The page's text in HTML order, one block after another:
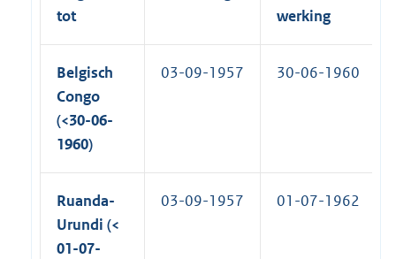
tot
werking
Belgisch
Congo
(<30-06-
1960)
03-09-1957 30-06-1960
Ruanda-
Urundi (<
01-07-
03-09-1957 01-07-1962